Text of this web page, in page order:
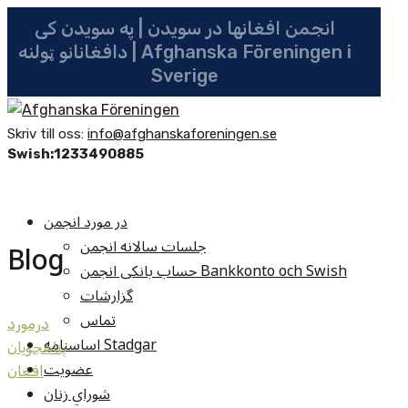
انجمن افغانها در سویدن | په سویدن کی
دافغانانو ټولنه | Afghanska Föreningen i
Sverige
Skriv till oss: info@afghanskaforeningen.se
Swish:1233490885
در مورد انجمن
جلسات سالانه انجمن
حساب بانکی انجمن Bankkonto och Swish
گزارشات
تماس
اساسنامه Stadgar
عضویت
شوراي زنان
Blog
درمورد
پناهجويان
افغان